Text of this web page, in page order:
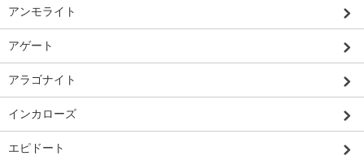
アンモライト
アゲート
アラゴナイト
インカローズ
エピドート